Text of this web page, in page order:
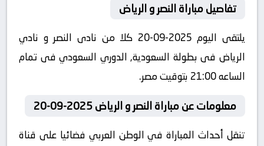
تفاصيل مباراة النصر و الرياض
يلتقى اليوم 2025-09-20 كلا من نادى النصر و نادي
الرياض فى بطولة السعودية, الدوري السعودي فى تمام
الساعه 21:00 بتوقيت مصر.
معلومات عن مباراة النصر و الرياض 2025-09-20
تنقل أحداث المباراة في الوطن العربي فضائيا على قناة